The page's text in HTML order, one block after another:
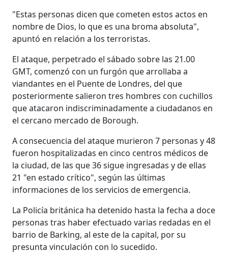
"Estas personas dicen que cometen estos actos en
nombre de Dios, lo que es una broma absoluta",
apuntó en relación a los terroristas.
El ataque, perpetrado el sábado sobre las 21.00
GMT, comenzó con un furgón que arrollaba a
viandantes en el Puente de Londres, del que
posteriormente salieron tres hombres con cuchillos
que atacaron indiscriminadamente a ciudadanos en
el cercano mercado de Borough.
A consecuencia del ataque murieron 7 personas y 48
fueron hospitalizadas en cinco centros médicos de
la ciudad, de las que 36 sigue ingresadas y de ellas
21 "en estado crítico", según las últimas
informaciones de los servicios de emergencia.
La Policía británica ha detenido hasta la fecha a doce
personas tras haber efectuado varias redadas en el
barrio de Barking, al este de la capital, por su
presunta vinculación con lo sucedido.